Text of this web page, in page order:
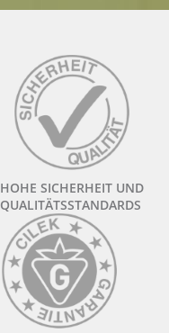
HOHE SICHERHEIT UND
QUALITÄTSSTANDARDS